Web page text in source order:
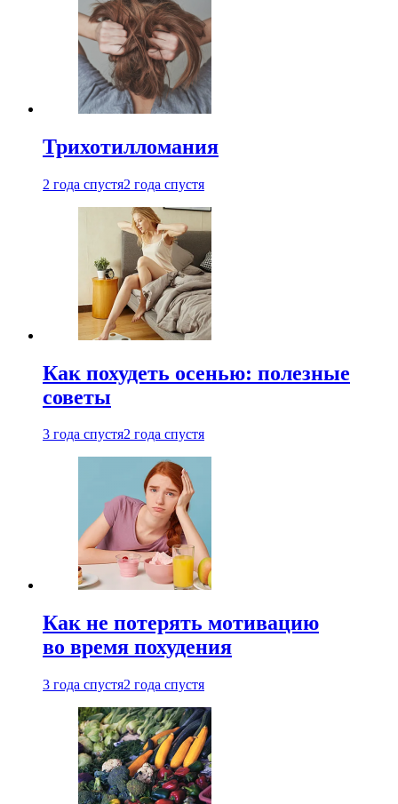
Трихотилломания
2 года спустя2 года спустя
Как похудеть осенью: полезные
советы
3 года спустя2 года спустя
Как не потерять мотивацию
во время похудения
3 года спустя2 года спустя